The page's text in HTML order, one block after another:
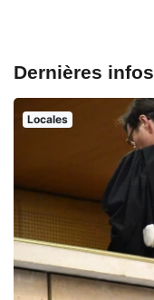
Dernières infos
Locales